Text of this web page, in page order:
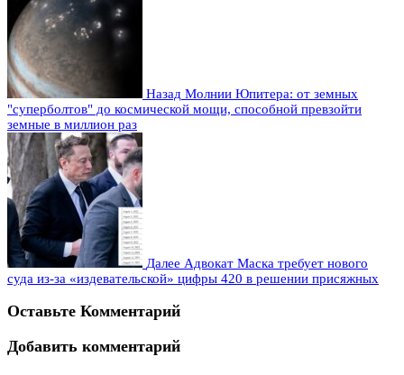
Назад Молнии Юпитера: от земных
"суперболтов" до космической мощи, способной превзойти
земные в миллион раз
Далее Адвокат Маска требует нового
суда из-за «издевательской» цифры 420 в решении присяжных
Оставьте Комментарий
Добавить комментарий